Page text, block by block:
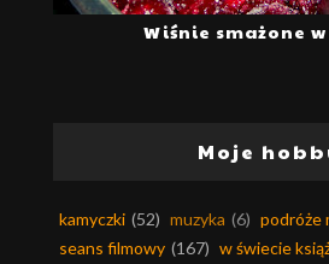
Wiśnie smażone
Moje
kamyczki (52) muzyka (6) podróże
seans filmowy (167) w świecie